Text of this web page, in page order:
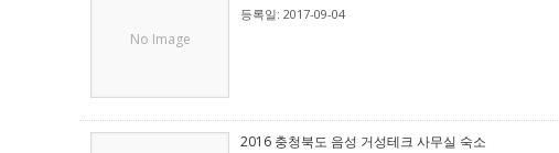
No Image
등록일: 2017-09-04
2016 충청북도 음성 거성테크 사무실 숙소